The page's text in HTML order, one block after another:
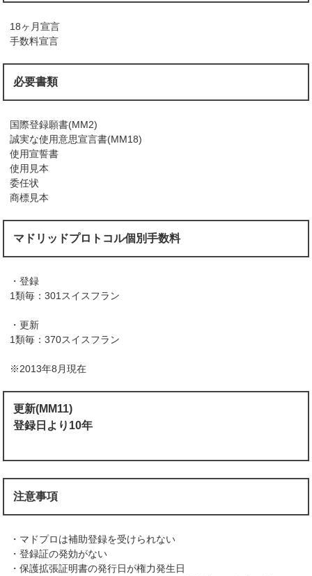
18ヶ月宣言
手数料宣言
必要書類
国際登録願書(MM2)
誠実な使用意思宣言書(MM18)
使用宣誓書
使用見本
委任状
商標見本
マドリッドプロトコル個別手数料
・登録
1類毎：301スイスフラン
・更新
1類毎：370スイスフラン
※2013年8月現在
更新(MM11)
登録日より10年
注意事項
・マドプロは補助登録を受けられない
・登録証の発効がない
・保護拡張証明書の発行日が権力発生日